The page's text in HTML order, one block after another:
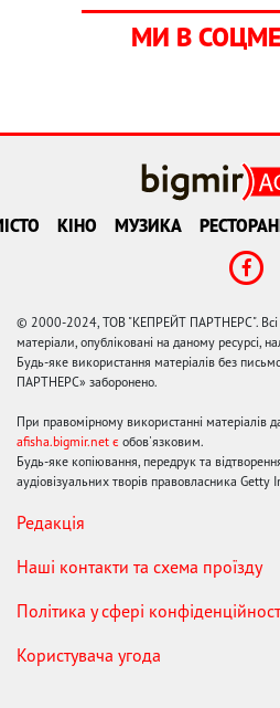
МИ В
КІНО МУЗИКА
© 2000-2024, ТОВ "КЕПРЕЙТ ПАРТНЕРС". Всі
матеріали, опубліковані на даному
Будь-яке використання матеріалів без
ПАРТНЕРС» заборонено.
При правомірному використанні матеріалів
afisha.bigmir.net є обов'язковим.
Будь-яке копіювання, передрук та
аудіовізуальних творів правовласника Getty
Редакція
Наші контакти та схема проїзду
Політика у сфері
Користувача угода